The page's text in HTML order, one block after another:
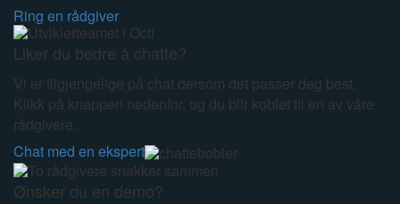
Ring en rådgiver
Liker du bedre å chatte?
Vi er tilgjengelige på chat dersom det passer deg best.
Klikk på knappen nedenfor, og du blir koblet til en av våre
rådgivere.
Chat med en ekspert
Ønsker du en demo?